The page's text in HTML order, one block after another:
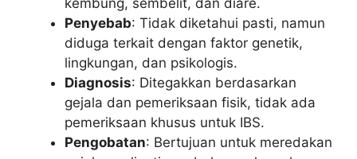
kembung, sembelit, dan diare.
Penyebab: Tidak diketahui pasti, namun
diduga terkait dengan faktor genetik,
lingkungan, dan psikologis.
Diagnosis: Ditegakkan berdasarkan
gejala dan pemeriksaan fisik, tidak ada
pemeriksaan khusus untuk IBS.
Pengobatan: Bertujuan untuk meredakan